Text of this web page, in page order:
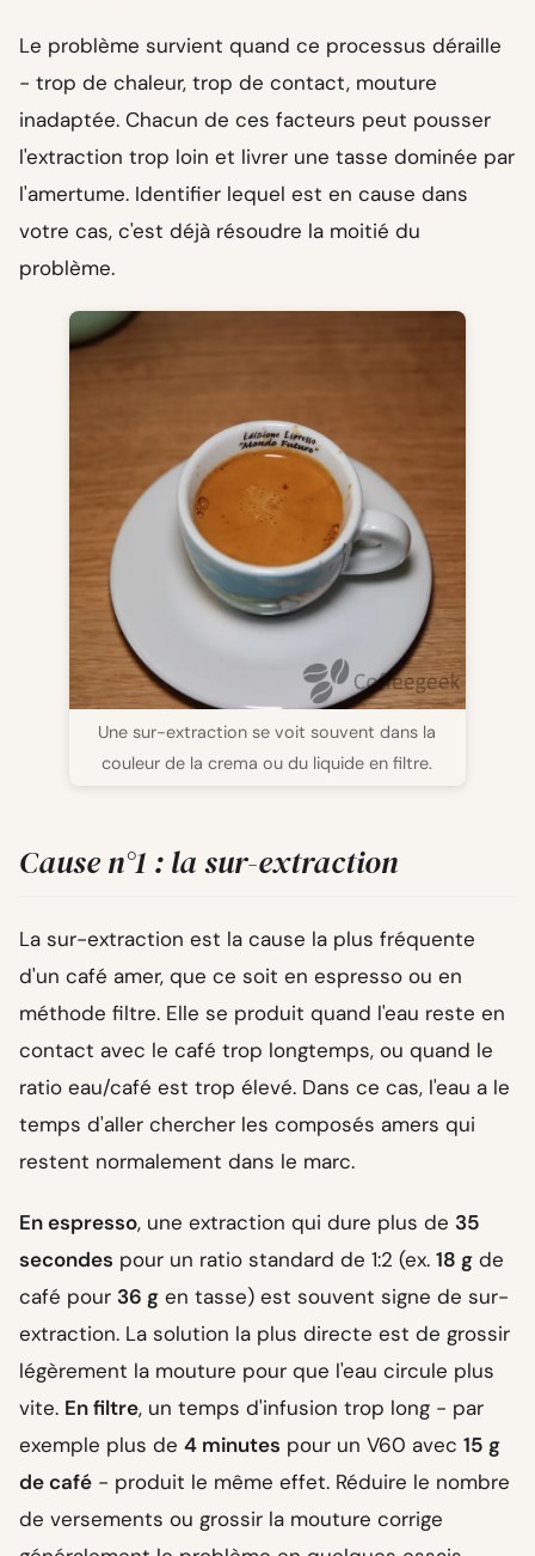
Le problème survient quand ce processus déraille
- trop de chaleur, trop de contact, mouture
inadaptée. Chacun de ces facteurs peut pousser
l'extraction trop loin et livrer une tasse dominée par
l'amertume. Identifier lequel est en cause dans
votre cas, c'est déjà résoudre la moitié du
problème.
Une sur-extraction se voit souvent dans la
couleur de la crema ou du liquide en filtre.
Cause n°1 : la sur-extraction
La sur-extraction est la cause la plus fréquente
d'un café amer, que ce soit en espresso ou en
méthode filtre. Elle se produit quand l'eau reste en
contact avec le café trop longtemps, ou quand le
ratio eau/café est trop élevé. Dans ce cas, l'eau a le
temps d'aller chercher les composés amers qui
restent normalement dans le marc.
En espresso, une extraction qui dure plus de 35
secondes pour un ratio standard de 1:2 (ex. 18 g de
café pour 36 g en tasse) est souvent signe de sur-
extraction. La solution la plus directe est de grossir
légèrement la mouture pour que l'eau circule plus
vite. En filtre, un temps d'infusion trop long - par
exemple plus de 4 minutes pour un V60 avec 15 g
de café - produit le même effet. Réduire le nombre
de versements ou grossir la mouture corrige